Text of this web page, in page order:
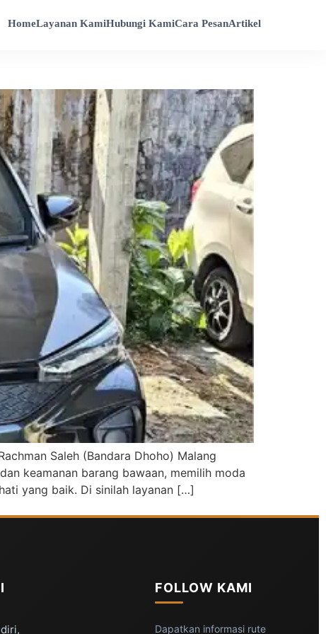
HomeLayanan KamiHubungi KamiCara PesanArtikel
Saleh (Bandara Dhoho) Malang
keamanan barang bawaan, memilih moda
yang baik. Di sinilah layanan […]
FOLLOW KAMI
Dapatkan informasi rute